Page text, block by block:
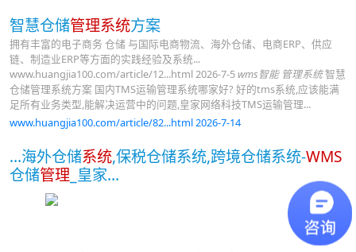
智慧仓储管理系统方案
拥有丰富的电子商务 仓储 与国际电商物流、海外仓储、电商ERP、供应
链、制造业ERP等方面的实践经验及系统...
www.huangjia100.com/article/12...html 2026-7-5wms智能 管理系统智慧
仓储管理系统方案 国内TMS运输管理系统哪家好? 好的tms系统,应该能满
足所有业务类型,能解决运营中的问题,皇家网络科技TMS运输管理...
www.huangjia100.com/article/82...html 2026-7-14
...海外仓储系统,保税仓储系统,跨境仓储系统-WMS
仓储管理 _皇家...